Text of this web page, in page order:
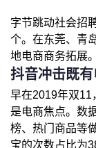
字节跳动社会招
个。在东莞、青
地电商商务拓展。
抖音冲击既
早在2019年双11
是电商焦点。数
榜、热门商品等
宝的次数占比为